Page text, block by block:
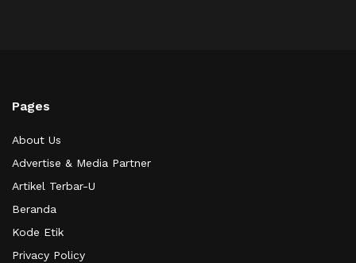
Pages
About Us
Advertise & Media Partner
Artikel Terbar-U
Beranda
Kode Etik
Privacy Policy